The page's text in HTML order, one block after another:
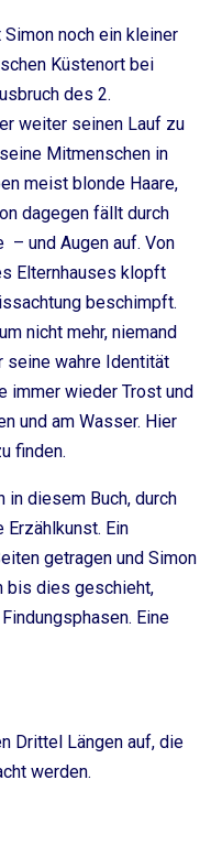
noch ein kleiner
Küstenort bei
des 2.
weiter seinen Lauf zu
Mitmenschen in
meist blonde Haare,
dagegen fällt durch
– und Augen auf. Von
Elternhauses klopft
beschimpft.
nicht mehr, niemand
seine wahre Identität
immer wieder Trost und
und am Wasser. Hier
finden.
in diesem Buch, durch
Ein
getragen und Simon
bis dies geschieht,
Eine
Drittel Längen auf, die
werden.